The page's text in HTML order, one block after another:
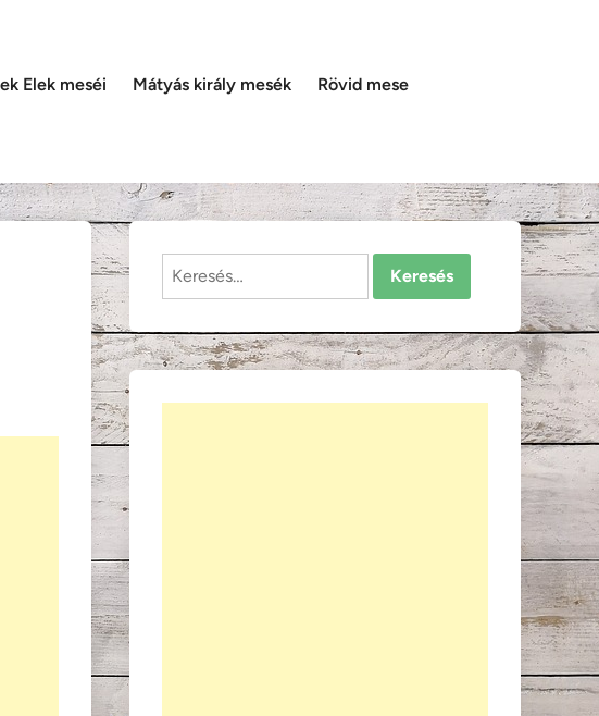
Elek meséi Mátyás király mesék Rövid mese
Keresés: